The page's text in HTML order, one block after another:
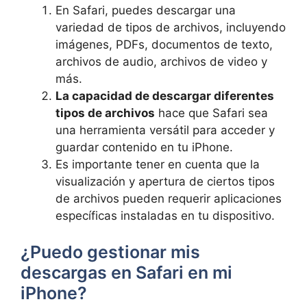
En Safari, puedes descargar una
variedad‍ de tipos de archivos, incluyendo
imágenes, PDFs, documentos de texto,
archivos de audio, archivos de video y
más.
La capacidad‍ de descargar diferentes
tipos de archivos hace‌ que Safari sea
una herramienta versátil para acceder y
guardar contenido en tu iPhone.
Es importante tener en cuenta que la
visualización y apertura ​de ciertos tipos
de archivos ​pueden‌ requerir aplicaciones‌
específicas instaladas en tu dispositivo.
¿Puedo gestionar mis ​
descargas en⁣ Safari en mi
iPhone?